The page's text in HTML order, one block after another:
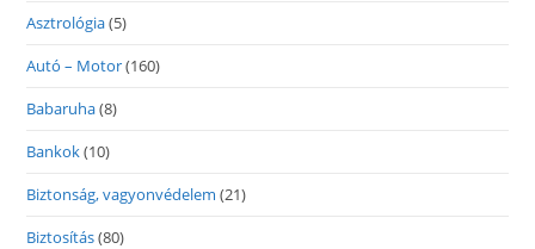
Asztrológia(5)
Autó – Motor(160)
Babaruha(8)
Bankok(10)
Biztonság, vagyonvédelem (21)
Biztosítás(80)